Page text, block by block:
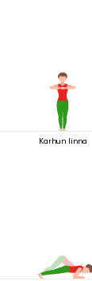
Karhun linna